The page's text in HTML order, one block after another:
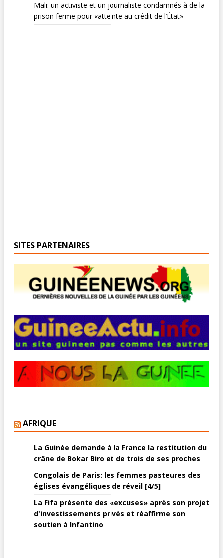
Mali: un activiste et un journaliste condamnés à de la
prison ferme pour «atteinte au crédit de l’État»
SITES PARTENAIRES
AFRIQUE
La Guinée demande à la France la restitution du
crâne de Bokar Biro et de trois de ses proches
Congolais de Paris: les femmes pasteures des
églises évangéliques de réveil [4/5]
La Fifa présente des «excuses» après son projet
d'investissements privés et réaffirme son
soutien à Infantino